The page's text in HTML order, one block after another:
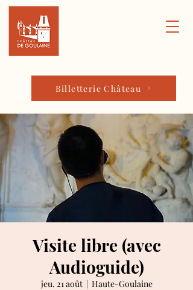
Billetterie Château
Visite libre (avec
Audioguide)
jeu. 21 août
  |
Haute-Goulaine